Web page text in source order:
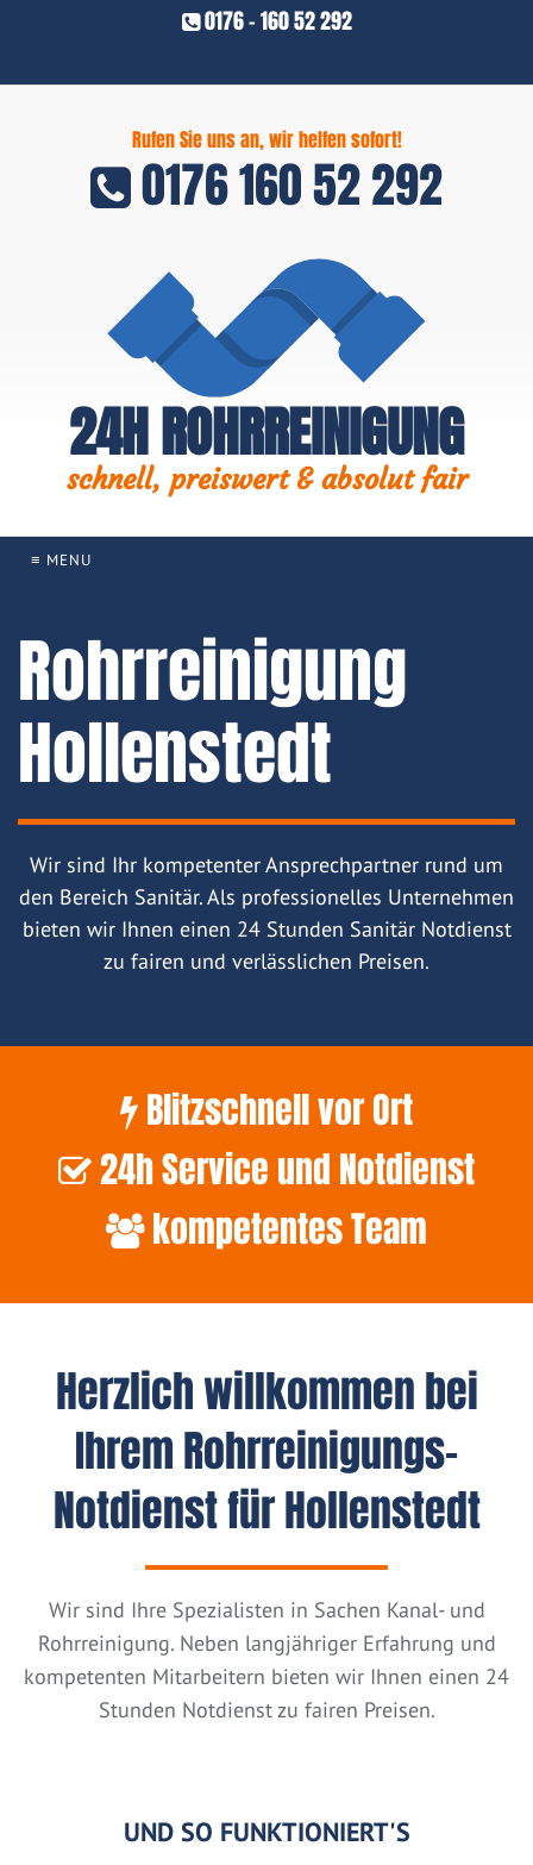
0176 - 160 52 292
Rufen Sie uns an, wir helfen sofort!
0176 160 52 292
24H ROHRREINIGUNG
schnell, preiswert & absolut fair
≡ MENU
Rohrreinigung
Hollenstedt
Wir sind Ihr kompetenter Ansprechpartner rund um
den Bereich Sanitär. Als professionelles Unternehmen
bieten wir Ihnen einen 24 Stunden Sanitär Notdienst
zu fairen und verlässlichen Preisen.
Blitzschnell vor Ort
24h Service und Notdienst
kompetentes Team
Herzlich willkommen bei
Ihrem Rohrreinigungs-
Notdienst für Hollenstedt
Wir sind Ihre Spezialisten in Sachen Kanal- und
Rohrreinigung. Neben langjähriger Erfahrung und
kompetenten Mitarbeitern bieten wir Ihnen einen 24
Stunden Notdienst zu fairen Preisen.
UND SO FUNKTIONIERT'S